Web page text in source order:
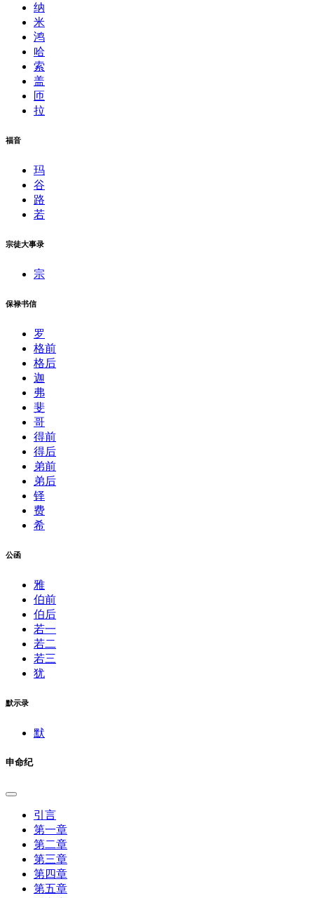
纳
米
鸿
哈
索
盖
匝
拉
福音
玛
谷
路
若
宗徒大事录
宗
保禄书信
罗
格前
格后
迦
弗
斐
哥
得前
得后
弟前
弟后
铎
费
希
公函
雅
伯前
伯后
若一
若二
若三
犹
默示录
默
申命纪
引言
第一章
第二章
第三章
第四章
第五章